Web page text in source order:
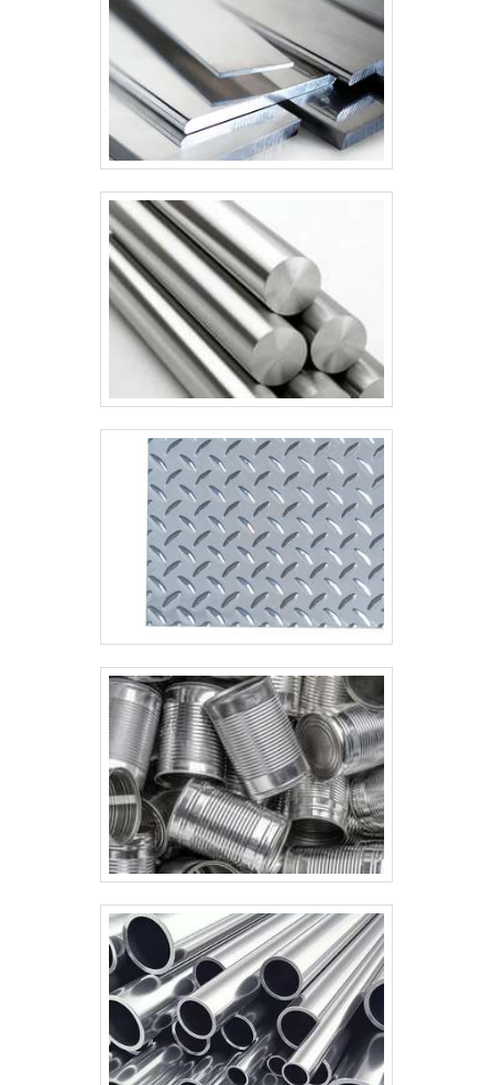
disponíveis; Comprometimento com o
resultado final; Fábrica adaptada para
operar de acordo com todas as leis
ambientais; Equipamentos de última
geração.A MAIOR REFERÊNCIA NO
SEGMENTONa Metalúrgica Uberaba tem o
fabricação de equipamentos industriais.
Prezando pelo que há de mais moderno, traz
inovações e variedades em condensadores
horizontais e tanque agitador industrial.Isso
se deve ao fato de ser uma empresa
inovadora e comprometida com seus
serviços, qualificações construídas por focar
suas ações no resultado final, tendo
escritório de alta qualidade onde são
realizadas as atividades e sede em
localização privilegiada no estado de Minas
Gerais.Tudo isso, somado a uma equipe
multidisciplinar de consultores associados e
alta qualidade, comprova sua essência de
trazer o melhor para todos os
clientes. Aproveite a visita para acessar o
site e saber mais sobre a empresa, os
serviços e os produtos.